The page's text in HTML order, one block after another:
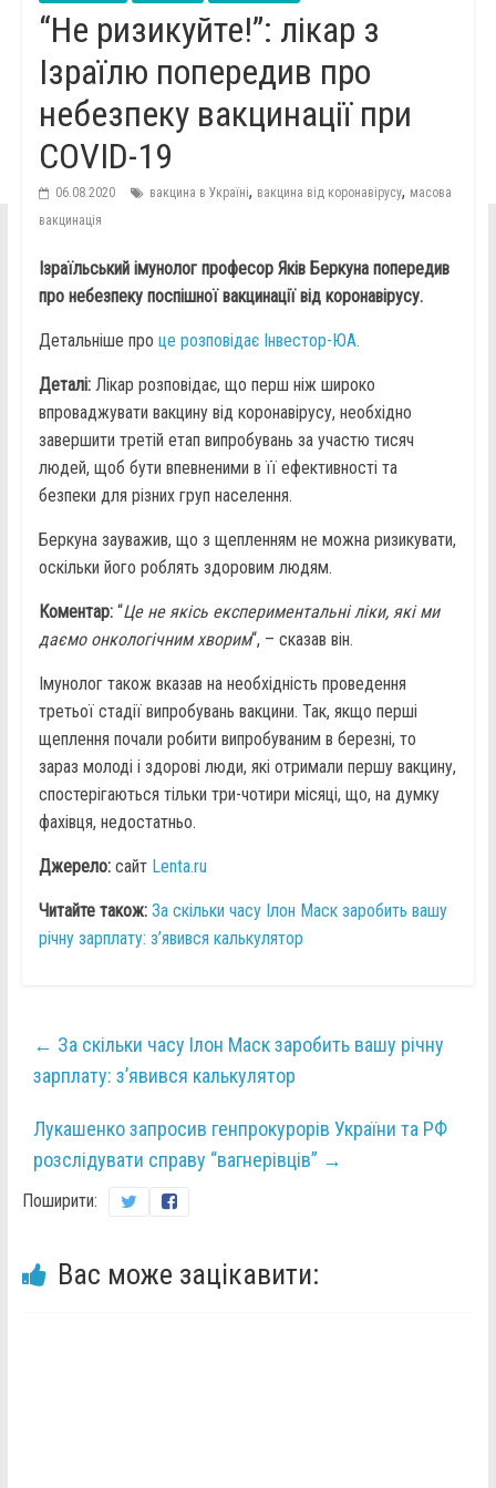
“Не ризикуйте!”: лікар з
Ізраїлю попередив про
небезпеку вакцинації при
COVID-19
06.08.2020 вакцина в Україні, вакцина від коронавірусу, масова
вакцинація
Ізраїльський імунолог професор Яків Беркуна попередив
про небезпеку поспішної вакцинації від коронавірусу.
Детальніше про це розповідає Інвестор-ЮА.
Деталі: Лікар розповідає, що перш ніж широко
впроваджувати вакцину від коронавірусу, необхідно
завершити третій етап випробувань за участю тисяч
людей, щоб бути впевненими в її ефективності та
безпеки для різних груп населення.
Беркуна зауважив, що з щепленням не можна ризикувати,
оскільки його роблять здоровим людям.
Коментар: “Це не якісь експериментальні ліки, які ми
даємо онкологічним хворим“, – сказав він.
Імунолог також вказав на необхідність проведення
третьої стадії випробувань вакцини. Так, якщо перші
щеплення почали робити випробуваним в березні, то
зараз молоді і здорові люди, які отримали першу вакцину,
спостерігаються тільки три-чотири місяці, що, на думку
фахівця, недостатньо.
Джерело:сайт Lenta.ru
Читайте також: За скільки часу Ілон Маск заробить вашу
річну зарплату: з’явився калькулятор
← За скільки часу Ілон Маск заробить вашу річну
зарплату: з’явився калькулятор
Лукашенко запросив генпрокурорів України та РФ
розслідувати справу “вагнерівців” →
Поширити:
Вас може зацікавити: